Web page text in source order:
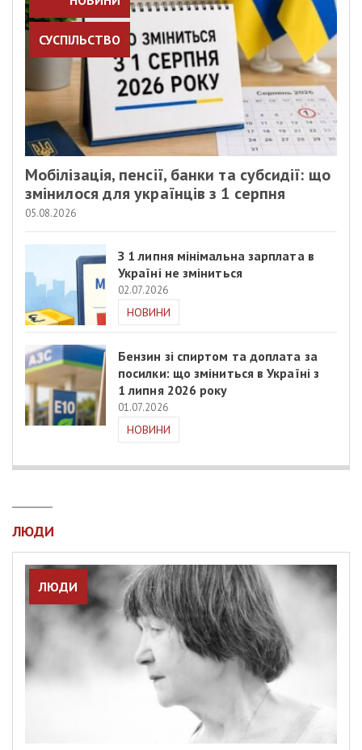
СУСПІЛЬСТВО
Мобілізація, пенсії, банки та субсидії: що
змінилося для українців з 1 серпня
05.08.2026
З 1 липня мінімальна зарплата в
Україні не зміниться
02.07.2026
НОВИНИ
Бензин зі спиртом та доплата за
посилки: що зміниться в Україні з
1 липня 2026 року
01.07.2026
НОВИНИ
ЛЮДИ
ЛЮДИ